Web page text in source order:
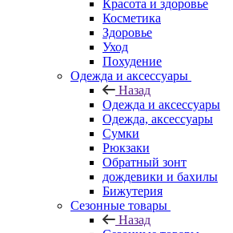
Красота и здоровье
Косметика
Здоровье
Уход
Похудение
Одежда и аксессуары
Назад
Одежда и аксессуары
Одежда, аксессуары
Сумки
Рюкзаки
Обратный зонт
дождевики и бахилы
Бижутерия
Сезонные товары
Назад